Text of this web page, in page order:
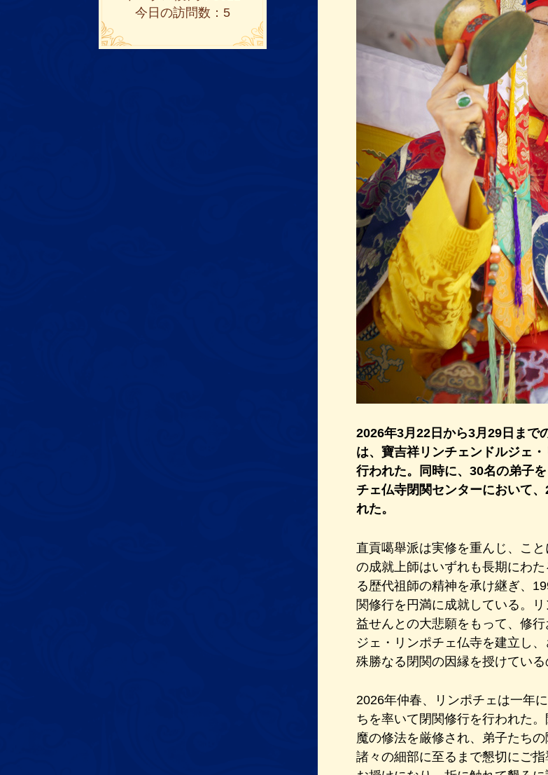
今日の訪問数：5
2026年3月22日から3月29日まで
は、寶吉祥リンチェンドルジェ
行われた。同時に、30名の弟子
チェ仏寺閉関センターにおいて
れた。
直貢噶舉派は実修を重んじ、こ
の成就上師はいずれも長期にわ
る歴代祖師の精神を承け継ぎ、
関修行を円満に成就している。
益せんとの大悲願をもって、修
ジェ・リンポチェ仏寺を建立し
殊勝なる閉関の因縁を授けている
2026年仲春、リンポチェは一年
ちを率いて閉関修行を行われた
魔の修法を厳修され、弟子たち
諸々の細部に至るまで懇切にご